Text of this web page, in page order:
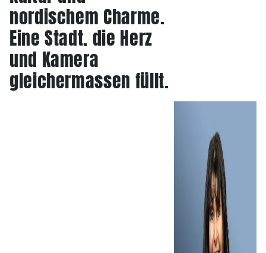
nordischem Charme.
Eine Stadt, die Herz
und Kamera
gleichermassen füllt.